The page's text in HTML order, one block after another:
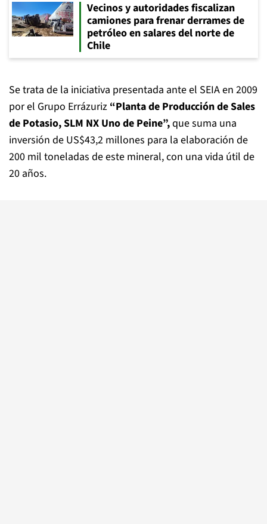
Vecinos y autoridades fiscalizan
camiones para frenar derrames de
petróleo en salares del norte de
Chile
Se trata de la iniciativa presentada ante el SEIA en 2009
por el Grupo Errázuriz “Planta de Producción de Sales
de Potasio, SLM NX Uno de Peine”,que suma una
inversión de US$43,2 millones para la elaboración de
200 mil toneladas de este mineral, con una vida útil de
20 años.